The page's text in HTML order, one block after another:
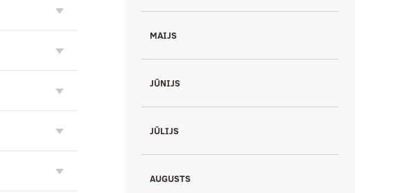
MAIJS
JŪNIJS
JŪLIJS
AUGUSTS